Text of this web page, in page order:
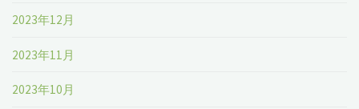
2023年12月
2023年11月
2023年10月